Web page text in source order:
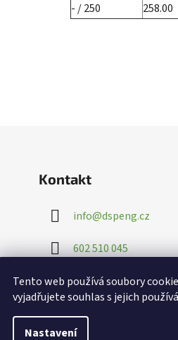
Tento web používá soubory
vyjadřujete souhlas s jejich
Nastavení
- / 250
258.00
Kontakt
info@dspeng.cz
602 510 045